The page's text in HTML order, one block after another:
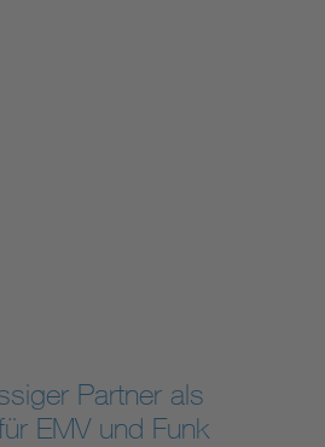
Partner als
EMV und Funk